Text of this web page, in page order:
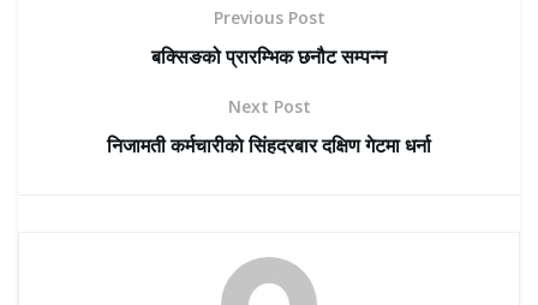
Previous Post
बक्सिङको प्रारम्भिक छनौट सम्पन्न
Next Post
निजामती कर्मचारीकाे सिंहदरबार दक्षिण गेटमा धर्ना